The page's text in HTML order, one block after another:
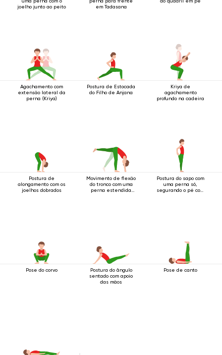
joelho junto ao peito
em Tadasana
Agachamento com
extensão lateral da
perna (Kriya)
Postura de Estocada
do Filho de Anjana
Kriya de
agachamento
profundo na cadeira
Postura de
alongamento com os
joelhos dobrados
Movimento de flexão
do tronco com uma
perna estendida
Postura do sapo com
uma perna só,
segurando o pé com
Pose do corvo
Postura do ângulo
sentado com apoio
das mãos
Pose de canto